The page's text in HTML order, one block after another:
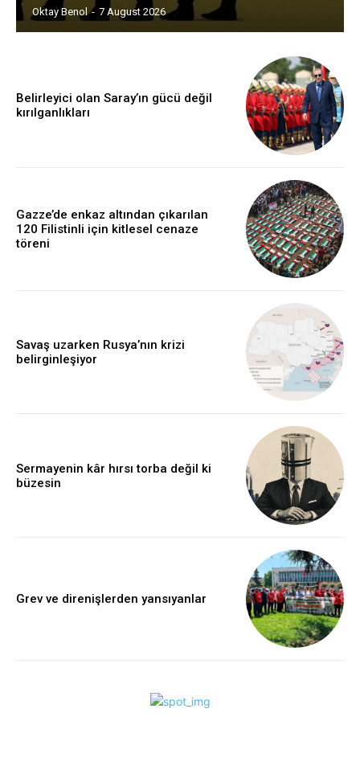
Oktay Benol - 7 August 2026
Belirleyici olan Saray’ın gücü değil
kırılganlıkları
Gazze’de enkaz altından çıkarılan
120 Filistinli için kitlesel cenaze
töreni
Savaş uzarken Rusya’nın krizi
belirginleşiyor
Sermayenin kâr hırsı torba değil ki
büzesin
Grev ve direnişlerden yansıyanlar